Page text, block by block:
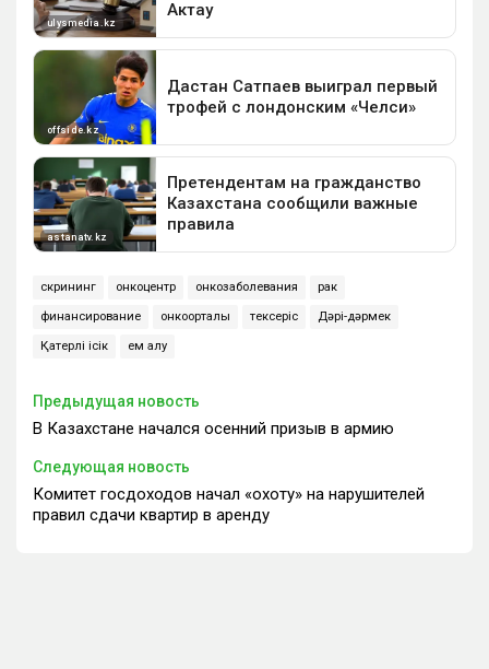
скрининг онкоцентр онкозаболевания рак
финансирование онкоорталық тексеріс Дәрі-дәрмек
Қатерлі ісік ем алу
Предыдущая новость
В Казахстане начался осенний призыв в армию
Следующая новость
Комитет госдоходов начал «охоту» на нарушителей
правил сдачи квартир в аренду